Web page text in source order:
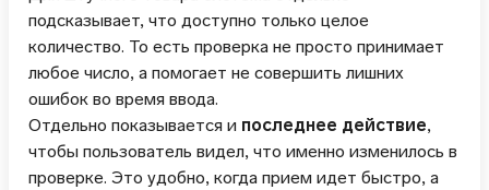
подсказывает, что доступно только целое
количество. То есть проверка не просто принимает
любое число, а помогает не совершить лишних
ошибок во время ввода.
Отдельно показывается и последнее действие,
чтобы пользователь видел, что именно изменилось в
проверке. Это удобно, когда прием идет быстро, а